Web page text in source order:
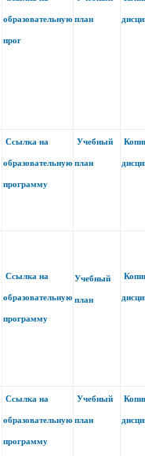
образовательную
прог
план
Ссылка на
образовательную
программу
Учебный
план
Ссылка на
образовательную
программу
Учебный
план
Ссылка на
образовательную
программу
Учебный
план
программы
программы